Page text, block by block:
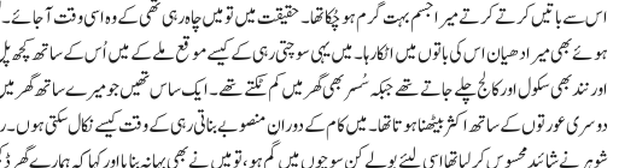
اس سے باتیں کرتے کرتے میرا جسم بہت گرم ہو چُکا تھا۔ حقیقت میں تو میں چاہ رہی تھی کے وہ اسی وقت آجائے۔
ہوئے بھی میرا دھیان اس کی باتوں میں اٹکا رہا۔ میں یہی سوچتی رہی کے کیسے موقع ملے کے میں اُس کے ساتھ
اور نند بھی سکول اور کالج چلے جاتے تھے جبکہ سُسر بھی گھر میں کم ٹکتے تھے۔ ایک ساس تھیں جو میرے ساتھ گھر
دوسری عورتوں کے ساتھ اکثر بیٹھنا ہوتا تھا۔ میں کام کے دوران منصوبے بناتی رہی کے وقت کیسے نکال سکتی